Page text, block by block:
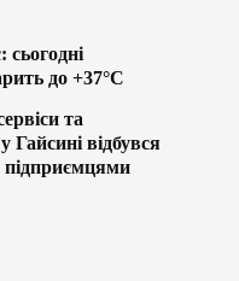
сьогодні
до +37°C
та
Гайсині відбувся
підприємцями